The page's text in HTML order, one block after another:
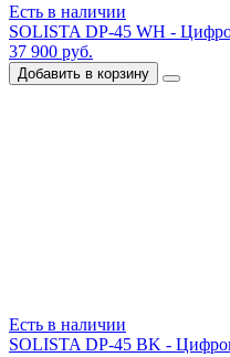
Есть в наличии
SOLISTA DP-45 WH -
37 900 руб.
Добавить в корзину
Есть в наличии
SOLISTA DP-45 BK -